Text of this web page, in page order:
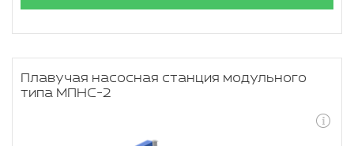
Плавучая насосная станция модульного
типа МПНС-2